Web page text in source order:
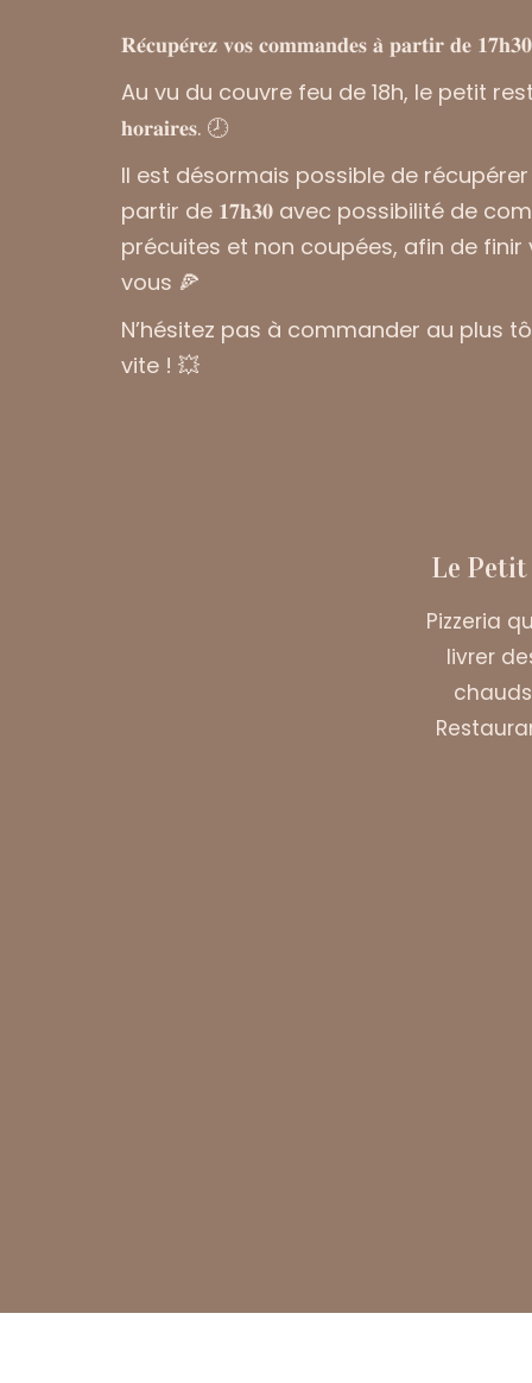
𝐑𝐞́𝐜𝐮𝐩𝐞́𝐫𝐞𝐳 𝐯𝐨𝐬 𝐜𝐨𝐦𝐦𝐚𝐧𝐝𝐞𝐬 𝐚̀ 𝐩𝐚𝐫𝐭𝐢𝐫 𝐝𝐞
Au vu du couvre feu de 18h, le petit
𝐡𝐨𝐫𝐚𝐢𝐫𝐞𝐬. 🕗
Il est désormais possible de
partir de 𝟏𝟕𝐡𝟑𝟎 avec possibilité de
précuites et non coupées, afin de finir
vous 🍕
N’hésitez pas à commander au plus
vite ! 💥
Le Petit
Pizzeria
livrer